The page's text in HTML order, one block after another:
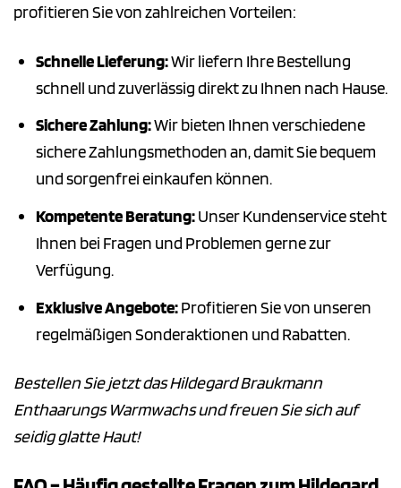
profitieren Sie von zahlreichen Vorteilen:
Schnelle Lieferung:Wir liefern Ihre Bestellung
schnell und zuverlässig direkt zu Ihnen nach Hause.
Sichere Zahlung:Wir bieten Ihnen verschiedene
sichere Zahlungsmethoden an, damit Sie bequem
und sorgenfrei einkaufen können.
Kompetente Beratung:Unser Kundenservice steht
Ihnen bei Fragen und Problemen gerne zur
Verfügung.
Exklusive Angebote:Profitieren Sie von unseren
regelmäßigen Sonderaktionen und Rabatten.
Bestellen Sie jetzt das Hildegard Braukmann
Enthaarungs Warmwachs und freuen Sie sich auf
seidig glatte Haut!